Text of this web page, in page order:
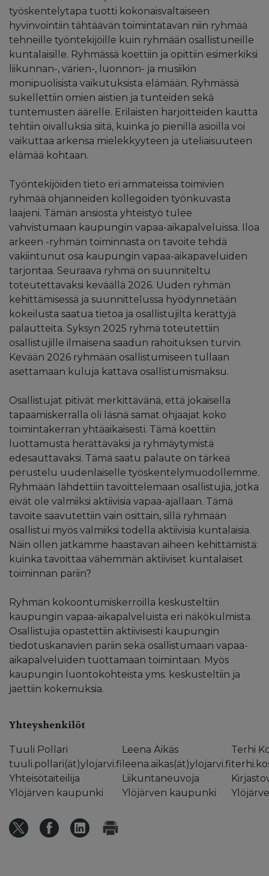
työskentelytapa tuotti kokonaisvaltaiseen
hyvinvointiin tähtäävän toimintatavan niin ryhmää
tehneille työntekijöille kuin ryhmään osallistuneille
kuntalaisille. Ryhmässä koettiin ja opittiin esimerkiksi
liikunnan-, värien-, luonnon- ja musiikin
monipuolisista vaikutuksista elämään. Ryhmässä
sukellettiin omien aistien ja tunteiden sekä
tuntemusten äärelle. Erilaisten harjoitteiden kautta
tehtiin oivalluksia siitä, kuinka jo pienillä asioilla voi
vaikuttaa arkensa mielekkyyteen ja uteliaisuuteen
elämää kohtaan.
Työntekijöiden tieto eri ammateissa toimivien
ryhmää ohjanneiden kollegoiden työnkuvasta
laajeni. Tämän ansiosta yhteistyö tulee
vahvistumaan kaupungin vapaa-aikapalveluissa. Iloa
arkeen -ryhmän toiminnasta on tavoite tehdä
vakiintunut osa kaupungin vapaa-aikapaveluiden
tarjontaa. Seuraava ryhmä on suunniteltu
toteutettavaksi keväällä 2026. Uuden ryhmän
kehittämisessä ja suunnittelussa hyödynnetään
kokeilusta saatua tietoa ja osallistujilta kerättyjä
palautteita. Syksyn 2025 ryhmä toteutettiin
osallistujille ilmaisena saadun rahoituksen turvin.
Kevään 2026 ryhmään osallistumiseen tullaan
asettamaan kuluja kattava osallistumismaksu.
Osallistujat pitivät merkittävänä, että jokaisella
tapaamiskerralla oli läsnä samat ohjaajat koko
toimintakerran yhtäaikaisesti. Tämä koettiin
luottamusta herättäväksi ja ryhmäytymistä
edesauttavaksi. Tämä saatu palaute on tärkeä
perustelu uudenlaiselle työskentelymuodollemme.
Ryhmään lähdettiin tavoittelemaan osallistujia, jotka
eivät ole valmiiksi aktiivisia vapaa-ajallaan. Tämä
tavoite saavutettiin vain osittain, sillä ryhmään
osallistui myös valmiiksi todella aktiivisia kuntalaisia.
Näin ollen jatkamme haastavan aiheen kehittämistä:
kuinka tavoittaa vähemmän aktiiviset kuntalaiset
toiminnan pariin?
Ryhmän kokoontumiskerroilla keskusteltiin
kaupungin vapaa-aikapalveluista eri näkökulmista.
Osallistujia opastettiin aktiivisesti kaupungin
tiedotuskanavien pariin sekä osallistumaan vapaa-
aikapalveluiden tuottamaan toimintaan. Myös
kaupungin luontokohteista yms. keskusteltiin ja
jaettiin kokemuksia.
Yhteyshenkilöt
Tuuli Pollari
tuuli.pollari(ät)ylojarvi.fi
Yhteisötaiteilija
Ylöjärven kaupunki
Leena Äikäs
leena.aikas(ät)ylojarvi.fi
Liikuntaneuvoja
Ylöjärven kaupunki
Terhi